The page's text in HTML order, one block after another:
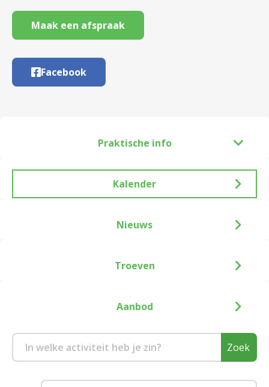
Maak een afspraak
Facebook
Praktische info
Kalender
Zoek
Nieuws
Troeven
Aanbod